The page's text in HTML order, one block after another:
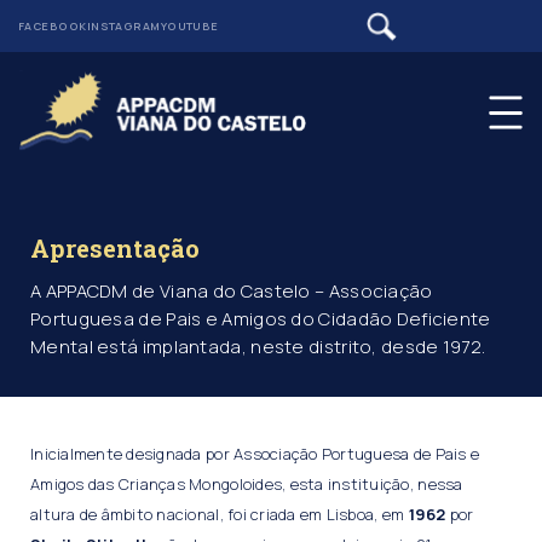
FACEBOOKINSTAGRAMYOUTUBE
Apresentação
A APPACDM de Viana do Castelo – Associação
Portuguesa de Pais e Amigos do Cidadão Deficiente
Mental está implantada, neste distrito, desde 1972.
Inicialmente designada por Associação Portuguesa de Pais e
Amigos das Crianças Mongoloides, esta instituição, nessa
altura de âmbito nacional, foi criada em Lisboa, em 1962 por